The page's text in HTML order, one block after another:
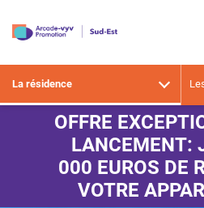
La résidence
OFFRE
LANCEMENT:
000 EUROS DE
VOTRE